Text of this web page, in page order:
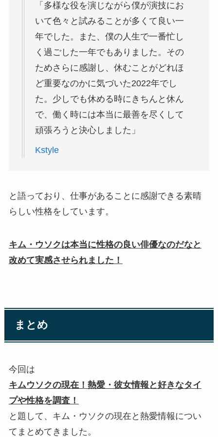
「多様な役を演じながら僕が演技にお
いて色々と試みることが多くて良い一
年でした。また、僕の人生で一番忙し
く過ごした一年でもありました。その
ためさらに感謝し、休むことがどれほ
ど重要なのかに気づいた2022年でし
た。少しでも休める時にきちんと休ん
で、働く時には本当に最善を尽くして
頑張ろうと決心しました」
Kstyle
と語っており、仕事があることに感謝できる素晴
らしい性格をしています。
キム・ウソクは本当に性格の良い俳優なのだなと
改めて実感させられました！
まとめ
今回は
キムウソクの現在！熱愛・彼女情報と好きなタイ
プや性格を調査！
と題して、キム・ウソクの現在と熱愛情報につい
てまとめてきました。